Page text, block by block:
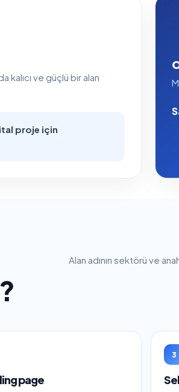
kalıcı ve güçlü bir alan
proje için
Alan adının sektörü ve
page
3